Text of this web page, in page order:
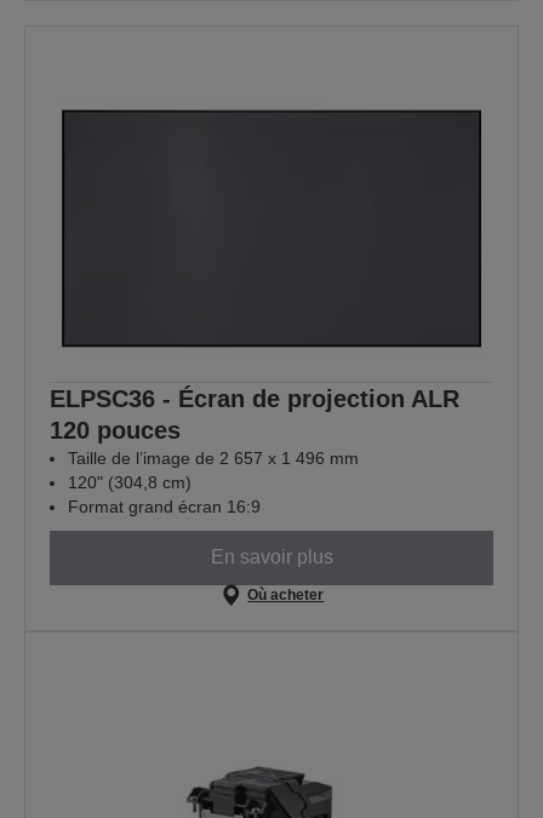
ELPSC36 - Écran de projection ALR
120 pouces
Taille de l’image de 2 657 x 1 496 mm
120" (304,8 cm)
Format grand écran 16:9
En savoir plus
Où acheter